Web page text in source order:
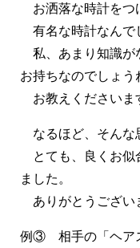
お洒落な時計をつ
有名な時計なんで
私、あまり知識が
お持ちなのでしょう
お教えくださいま
なるほど、そんな
とても、良くお似
ました。
ありがとうござい
例③ 相手の「ヘア